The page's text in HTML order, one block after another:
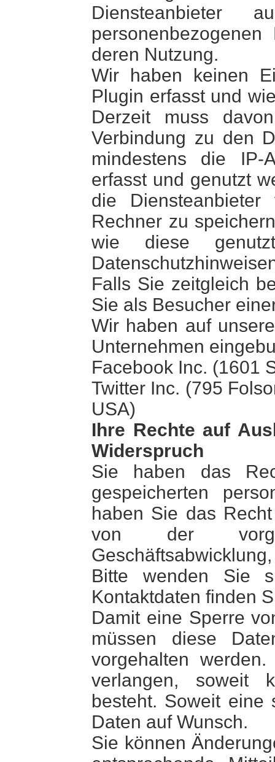
Diensteanbieter
deren Nutzung.
Wir haben keinen
Plugin erfasst und
Derzeit muss
Verbindung zu den
mindestens die IP-
erfasst und genutzt
die
Rechner zu
wie diese
Falls Sie zeitgleich
Sie als Besucher
Wir haben auf
Unternehmen
Facebook Inc. (1601
Twitter Inc. (795
USA)
Ihre Rechte auf
Widerspruch
Sie haben das
gespeicherten
haben Sie das
von der
Bitte wenden Sie
Kontaktdaten finden
Damit eine Sperre
müssen diese
vorgehalten
verlangen, soweit
besteht. Soweit eine
Daten auf Wunsch.
Sie können